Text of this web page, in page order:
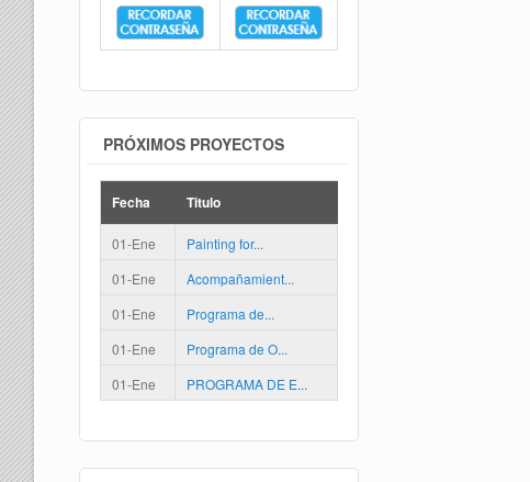
PRÓXIMOS PROYECTOS
Fecha Titulo
01-Ene
Painting for...
01-Ene
Acompañamient...
01-Ene
Programa de...
01-Ene
Programa de O...
01-Ene
PROGRAMA DE E...